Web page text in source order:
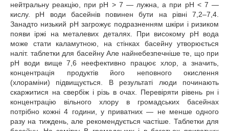
нейтральну реакцію, при рН > 7 — лужна, а при рН < 7 —
кислу. pH води басейнів повинен бути на рівні 7,2–7,4.
Занадто низький рН загрожує подразненням шкіри і ризиком
появи іржі на металевих деталях. При високому рН вода
може стати каламутною, на стінках басейну утворюється
наліт. таблетки для басейну Але найнебезпечніше те, що при
рН води вище 7,6 неефективно працює хлор, а значить,
концентрація продуктів його неповного окислення
(хлораміни) підвищується. В результаті люди починають
скаржитися на свербіж і різь в очах. Перевіряти рівень рн і
концентрацію вільного хлору в громадських басейнах
потрібно кожні 4 години, у приватних — не менше одного
разу на тиждень, але рекомендується частіше. Таблетки для